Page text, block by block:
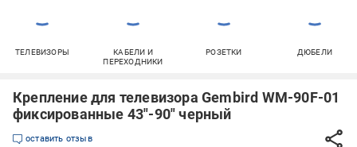
ТЕЛЕВИЗОРЫ
КАБЕЛИ И
ПЕРЕХОДНИКИ
РОЗЕТКИ ДЮБЕЛИ
Крепление для телевизора Gembird WM-90F-01
фиксированные 43"-90" черный
оставить отзыв